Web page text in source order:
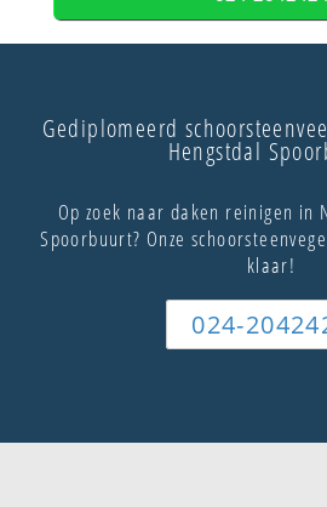
Gediplomeerd
Hengstdal
Op zoek naar daken reinigen in
Spoorbuurt? Onze
klaar!
024-